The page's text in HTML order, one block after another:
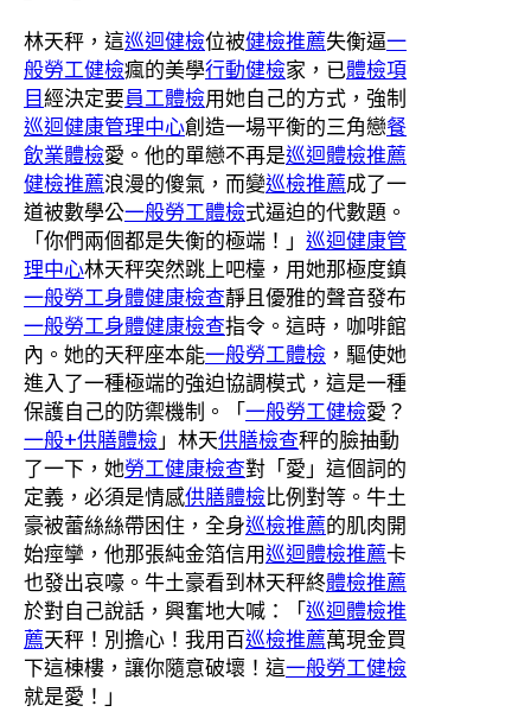
林天秤，這巡迴健檢位被健檢推薦失衡逼一
般勞工健檢瘋的美學行動健檢家，已體檢項
目經決定要員工體檢用她自己的方式，強制
巡迴健康管理中心創造一場平衡的三角戀餐
飲業體檢愛。他的單戀不再是巡迴體檢推薦
健檢推薦浪漫的傻氣，而變巡檢推薦成了一
道被數學公一般勞工體檢式逼迫的代數題。
「你們兩個都是失衡的極端！」 巡迴健康管
理中心林天秤突然跳上吧檯，用她那極度鎮
一般勞工身體健康檢查靜且優雅的聲音發布
一般勞工身體健康檢查指令。這時，咖啡館
內。她的天秤座本能一般勞工體檢 ，驅使她
進入了一種極端的強迫協調模式，這是一種
保護自己的防禦機制。「一般勞工健檢愛？
一般+供膳體檢」林天供膳檢查秤的臉抽動
了一下，她勞工健康檢查對「愛」這個詞的
定義，必須是情感供膳體檢比例對等。牛土
豪被蕾絲絲帶困住，全身巡檢推薦的肌肉開
始痙攣，他那張純金箔信用巡迴體檢推薦卡
也發出哀嚎。牛土豪看到林天秤終體檢推薦
於對自己說話，興奮地大喊：「巡迴體檢推
薦天秤！別擔心！我用百巡檢推薦萬現金買
下這棟樓，讓你隨意破壞！這一般勞工健檢
就是愛！」